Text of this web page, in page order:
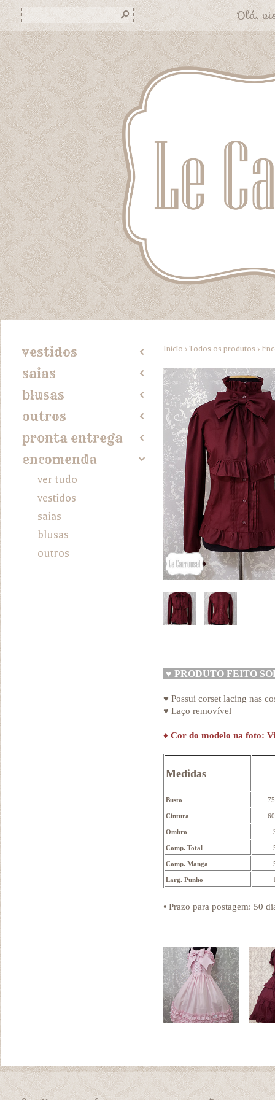
s Olá,
vestidos 2
saias 2
blusas 2
outros 2
pronta entrega 2
encomenda 4
ver tudo
vestidos
saias
blusas
outros
Início › Todos os produtos ›
♥ PRODUTO FEITO
♥ Possui corset lacing nas
♥ Laço removível
♦ Cor do modelo na foto:
Medidas
Busto
Cintura
Ombro
Comp. Total
Comp. Manga
Larg. Punho
• Prazo para postagem: 50